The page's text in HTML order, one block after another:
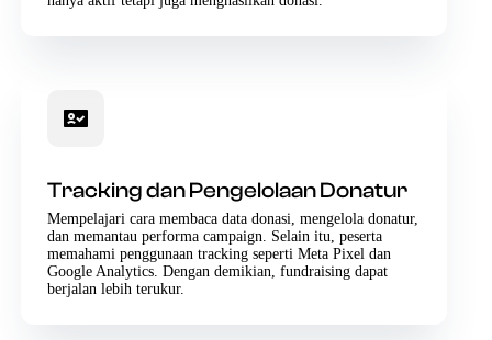
Tracking dan Pengelolaan Donatur
Mempelajari cara membaca data donasi, mengelola donatur,
dan memantau performa campaign. Selain itu, peserta
memahami penggunaan tracking seperti Meta Pixel dan
Google Analytics. Dengan demikian, fundraising dapat
berjalan lebih terukur.